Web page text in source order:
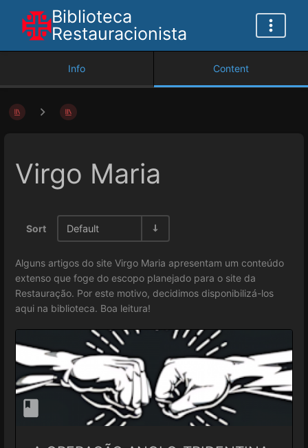
Biblioteca
Restauracionista
Info Content
Virgo Maria
Sort Default
Alguns artigos do site Virgo Maria apresentam um conteúdo
extenso que foge do escopo planejado para o site da
Restauração. Por este motivo, decidimos disponibilizá-los
aqui na biblioteca. Boa leitura!